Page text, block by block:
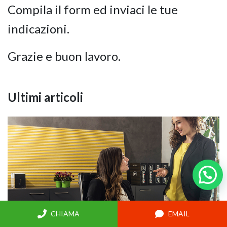
CHIAMA EMAIL
Compila il form ed inviaci le tue
indicazioni.
Grazie e buon lavoro.
Ultimi articoli